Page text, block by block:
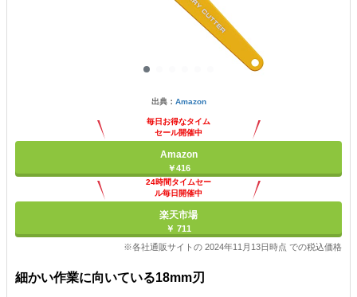
出典： Amazon
毎日お得なタイム
セール開催中
Amazon
￥416
24時間タイムセー
ル毎日開催中
楽天市場
￥ 711
※各社通販サイトの 2024年11月13日時点 での税込価格
細かい作業に向いている18mm刃